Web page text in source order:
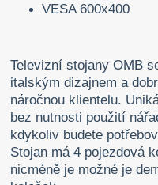
VESA 600x400
Televizní stojany OMB
italským dizajnem a
náročnou klientelu.
bez nutnosti použití
kdykoliv budete
Stojan má 4 pojezdová
nicméně je možné je